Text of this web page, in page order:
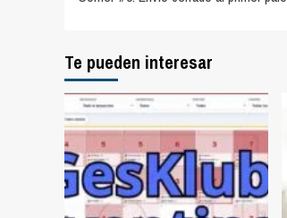
Te pueden interesar